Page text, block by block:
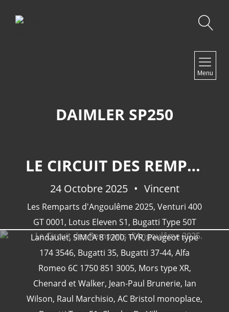
Menu
DAIMLER SP250
LE CIRCUIT DES REMPARTS D'ANGOULÊME 2025.
24 Octobre 2025 Vincent
Les Remparts d'Angoulême 2025, Venturi 400
GT 0001, Lotus Eleven S1, Bugatti Type 50T
Landaulet,SIMCA 8 1200,TVR,Peugeot type
174 3546, Bugatti 35, Bugatti 37-44, Alfa
Romeo 6C 1750 851 3005, Mors type XR,
Chenard et Walker, Jean-Paul Brunerie, Ian
Wilson, Raul Marchisio, AC Bristol monoplace,
CATÉGORIES